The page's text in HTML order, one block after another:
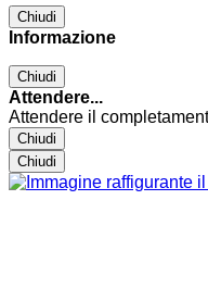
Chiudi
Informazione
Chiudi
Attendere...
Attendere il
Chiudi
Chiudi